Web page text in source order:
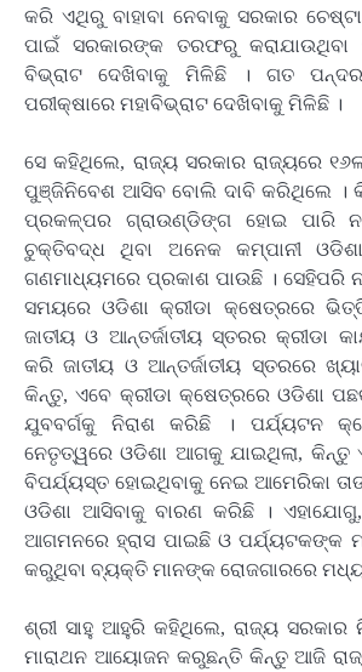
କରି ଏଥିରୁ ବାହାବା ନେବାକୁ ସରକାର
ପାଇଁ ସରକାରଙ୍କ ତରଫରୁ କରାଯାଉଥିବା
ବିଭ୍ରାଟ ଦେଖିବାକୁ ମିଳିଛି । ଗତ
ପରୀକ୍ଷାରେ ମହାବିଭ୍ରାଟ ଦେଖିବାକୁ ମିଳିଛି ।
ସେ କହିଥିଲେ, ରାଜ୍ୟ ସରକାର ରାଜ୍ୟରେ
ପୁଞ୍ଜିନିବେଶ ଆସିବ ବୋଲି ଦାବି କରିଥିଲେ ।
ପ୍ରକଳ୍ପର ଗ୍ରାଉଣ୍ଡିଙ୍ଗ ହୋଇ ପାରି
ଚୁକ୍ତିବଦ୍ଧ ଥିବା ଅନେକ କମ୍ପାନୀ
ଗଣମାଧ୍ୟମରେ ପ୍ରକାଶ ପାଉଛି । ସେହିପରି
ସମୟରେ ଓଡିଶା କ୍ରୀଡା କ୍ଷେତ୍ରରେ
ଜାତୀୟ ଓ ଆନ୍ତର୍ଜାତୀୟ ସ୍ତରର କ୍ରୀଡା
କରି ଜାତୀୟ ଓ ଆନ୍ତର୍ଜାତୀୟ ସ୍ତରରେ
କିନ୍ତୁ, ଏବେ କ୍ରୀଡା କ୍ଷେତ୍ରରେ ଓଡିଶା
ଯୁବବର୍ଗକୁ ନିରାଶ କରିଛି । ପର୍ଯ୍ୟଟନ
ନେତୃତ୍ୱରେ ଓଡିଶା ଆଗକୁ ଯାଇଥିଲା, କିନ୍ତୁ
ବିପର୍ଯ୍ୟସ୍ତ ହୋଇଥିବାକୁ ନେଇ ଆମେରିକା
ଓଡିଶା ଆସିବାକୁ ବାରଣ କରିଛି ।
ଆଗମନରେ ହ୍ରାସ ପାଇଛି ଓ ପର୍ଯ୍ୟଟକଙ୍କ
କରୁଥିବା ବ୍ୟକ୍ତି ମାନଙ୍କ ରୋଜଗାରରେ ମଧ୍ୟ
ଶ୍ରୀ ସାହୁ ଆହୁରି କହିଥିଲେ, ରାଜ୍ୟ ସରକାର
ମାରାଥନ ଆୟୋଜନ କରୁଛନ୍ତି କିନ୍ତୁ ଆଜି